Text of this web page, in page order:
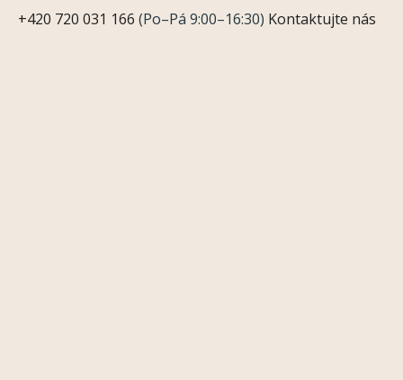
+420 720 031 166 (Po–Pá 9:00–16:30) Kontaktujte nás